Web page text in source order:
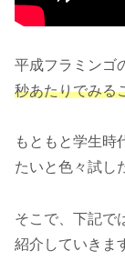
平成フラミンゴ
秒あたりでみる
もともと学生時
たいと色々試し
そこで、下記で
紹介していきま